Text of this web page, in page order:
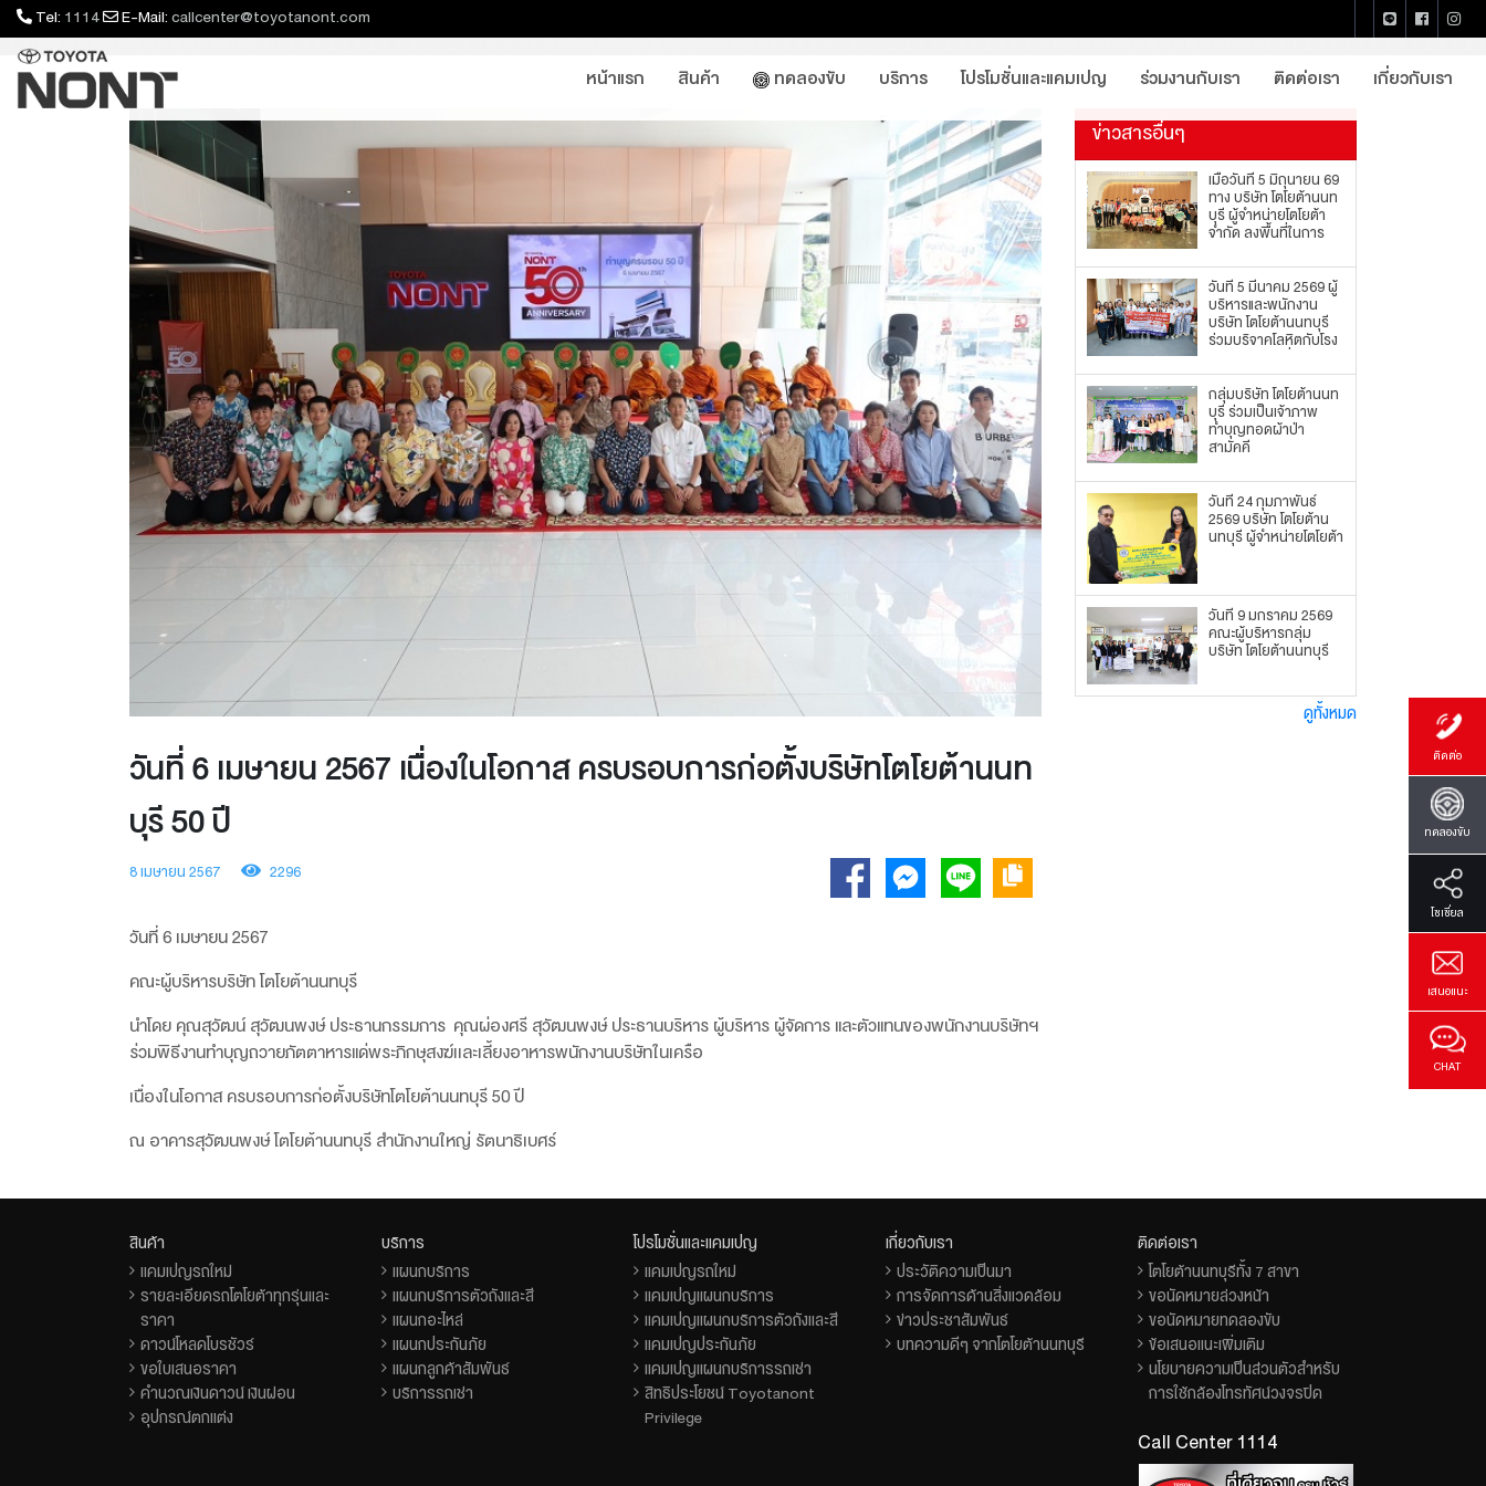
Tel: 1114 E-Mail:callcenter@toyotanont.com
หน้าแรก สินค้า ทดลองขับ บริการ โปรโมชั่นและแคมเปญ ร่วมงานกับเรา ติดต่อเรา เกี่ยวกับเรา
ติดต่อ
ทดลองขับ
โซเซี่ยล
เสนอแนะ
CHAT
วันที่ 6 เมษายน 2567 เนื่องในโอกาส ครบรอบการก่อตั้งบริษัทโตโยต้านนท
บุรี 50 ปี
8 เมษายน 2567 2296
วันที่ 6 เมษายน 2567
คณะผู้บริหารบริษัท โตโยต้านนทบุรี
นำโดย คุณสุวัฒน์ สุวัฒนพงษ์ ประธานกรรมการ คุณผ่องศรี สุวัฒนพงษ์ ประธานบริหาร ผู้บริหาร ผู้จัดการ และตัวแทนของพนักงานบริษัทฯ
ร่วมพิธีงานทำบุญถวายภัตตาหารแด่พระภิกษุสงฆ์เเละเลี้ยงอาหารพนักงานบริษัทในเครือ
เนื่องในโอกาส ครบรอบการก่อตั้งบริษัทโตโยต้านนทบุรี 50 ปี
ณ อาคารสุวัฒนพงษ์ โตโยต้านนทบุรี สำนักงานใหญ่ รัตนาธิเบศร์
ข่าวสารอื่นๆ
เมื่อวันที่ 5 มิถุนายน 69
ทาง บริษัท โตโยต้านนท
บุรี ผู้จำหน่ายโตโยต้า
จำกัด ลงพื้นที่ในการ
ปลอดภัยในพื้นที่ปฏิบัติ
งาน
วันที่ 5 มีนาคม 2569 ผู้
บริหารและพนักงาน
บริษัท โตโยต้านนทบุรี
ร่วมบริจาคโลหิตกับโรง
กลุ่มบริษัท โตโยต้านนท
บุรี ร่วมเป็นเจ้าภาพ
ทำบุญทอดผ้าป่า
สามัคคี
วันที่ 24 กุมภาพันธ์
2569 บริษัท โตโยต้าน
นทบุรี ผู้จำหน่ายโตโยต้า
วันที่ 9 มกราคม 2569
คณะผู้บริหารกลุ่ม
บริษัท โตโยต้านนทบุรี
ดูทั้งหมด
สินค้า
แคมเปญรถใหม่
รายละเอียดรถโตโยต้าทุกรุ่นและ
ราคา
ดาวน์โหลดโบรชัวร์
ขอใบเสนอราคา
คำนวณเงินดาวน์ เงินผ่อน
อุปกรณ์ตกแต่ง
บริการ
แผนกบริการ
แผนกบริการตัวถังและสี
แผนกอะไหล่
แผนกประกันภัย
แผนกลูกค้าสัมพันธ์
บริการรถเช่า
โปรโมชั่นและแคมเปญ
แคมเปญรถใหม่
แคมเปญแผนกบริการ
แคมเปญแผนกบริการตัวถังและสี
แคมเปญประกันภัย
แคมเปญแผนกบริการรถเช่า
สิทธิประโยชน์ Toyotanont
Privilege
เกี่ยวกับเรา
ประวัติความเป็นมา
การจัดการด้านสิ่งแวดล้อม
ข่าวประชาสัมพันธ์
บทความดีๆ จากโตโยต้านนทบุรี
ติดต่อเรา
โตโยต้านนทบุรีทั้ง 7 สาขา
ขอนัดหมายล่วงหน้า
ขอนัดหมายทดลองขับ
ข้อเสนอแนะเพิ่มเติม
นโยบายความเป็นส่วนตัวสำหรับ
การใช้กล้องโทรทัศน์วงจรปิด
Call Center 1114